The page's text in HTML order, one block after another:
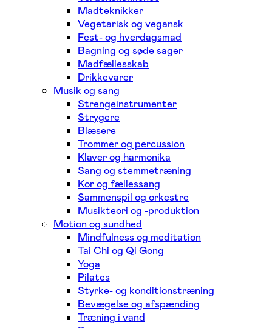
Madteknikker
Vegetarisk og vegansk
Fest- og hverdagsmad
Bagning og søde sager
Madfællesskab
Drikkevarer
Musik og sang
Strengeinstrumenter
Strygere
Blæsere
Trommer og percussion
Klaver og harmonika
Sang og stemmetræning
Kor og fællessang
Sammenspil og orkestre
Musikteori og -produktion
Motion og sundhed
Mindfulness og meditation
Tai Chi og Qi Gong
Yoga
Pilates
Styrke- og konditionstræning
Bevægelse og afspænding
Træning i vand